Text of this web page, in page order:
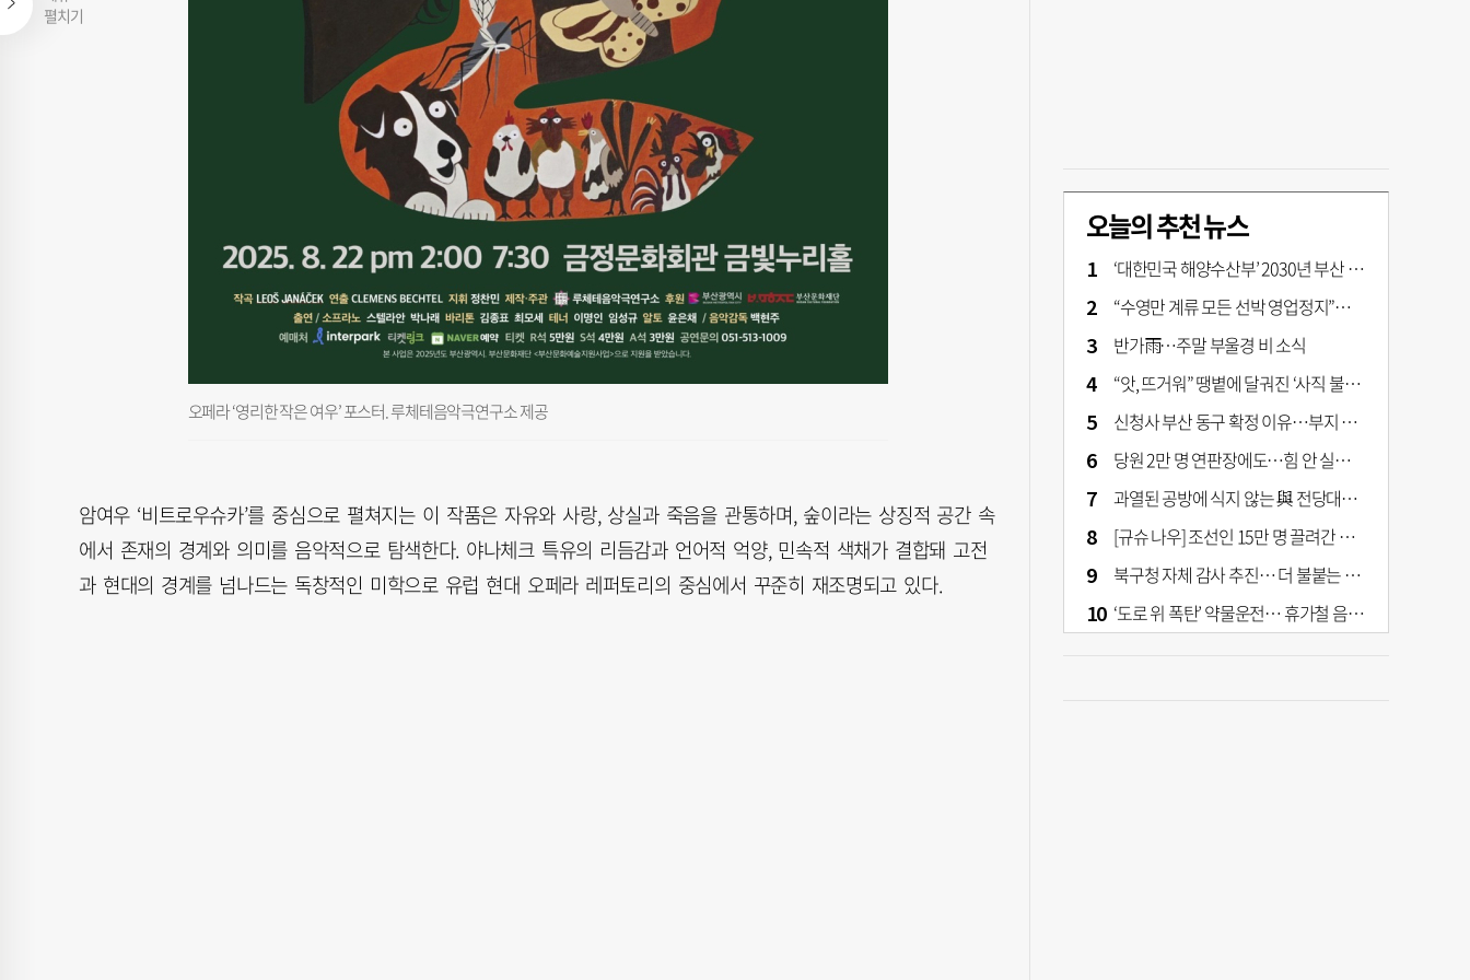
펼치기
오페라 ‘영리한 작은 여우’ 포스터. 루체테음악극연구소 제공
암여우 ‘비트로우슈카’를 중심으로 펼쳐지는 이 작품은 자유와 사랑, 상실과 죽음을 관통하며, 숲이라는 상징적 공간 속
에서 존재의 경계와 의미를 음악적으로 탐색한다. 야나체크 특유의 리듬감과 언어적 억양, 민속적 색채가 결합돼 고전
과 현대의 경계를 넘나드는 독창적인 미학으로 유럽 현대 오페라 레퍼토리의 중심에서 꾸준히 재조명되고 있다.
오늘의 추천 뉴스
‘대한민국 해양수산부’ 2030년 부산 북항시대 연다
“수영만 계류 모든 선박 영업정지”… 재개발 속도전
반가雨…주말 부울경 비 소식
“앗, 뜨거워” 땡볕에 달궈진 ‘사직 불가마’ 관중석 무려 70도
신청사 부산 동구 확정 이유…부지 용이성·접근성·집적 가능성이 운명 갈랐다 [해수부 북항 시대]
당원 2만 명 연판장에도…힘 안 실리는 ‘장동혁 사퇴’ 공세
과열된 공방에 식지 않는 與 전당대회… 호남·수도권 집중하는 후보들
[규슈 나우] 조선인 15만 명 끌려간 치쿠호 탄광… 대를 이은 진실 캐기
북구청 자체 감사 추진… 더 불붙는 북구 신청사 갈등
‘도로 위 폭탄’ 약물운전… 휴가철 음주와 병행 단속 [교통안전, 시민이 만든다]